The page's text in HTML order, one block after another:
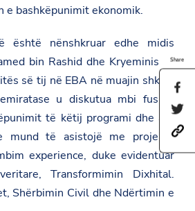
e bashkëpunimit ekonomik.
është nënshkruar edhe midis
bin Rashid dhe Kryeministrit
së tij në EBA në muajin shkurt
u diskutua mbi fushat
të këtij programi dhe ato
mund të asistojë me projekte
experience, duke evidentuar
Transformimin Dixhital.
Shërbimin Civil dhe Ndërtimin e
Share
S
a
e
h
s
p
S
a
e
h
i
h
t
s